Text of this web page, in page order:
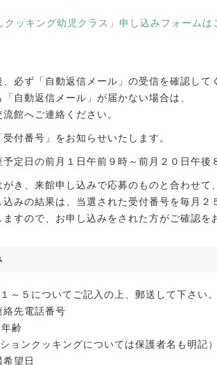
クッキング幼児クラス」申し込みフォームは
必ず「自動返信メール」の受信を確認して
自動返信メール」が届かない場合は、
館へご連絡ください。
付番号」をお知らせいたします。
定日の前月１日午前９時～前月２０日午後
き、来館申し込みで応募のものと合わせて
みの結果は、当選された受付番号を毎月２
すので、お申し込みをされた方がご確認を
～５についてご記入の上、郵送して下さい。
絡先電話番号
齢
ョンクッキングについては保護者名も明記）
望日